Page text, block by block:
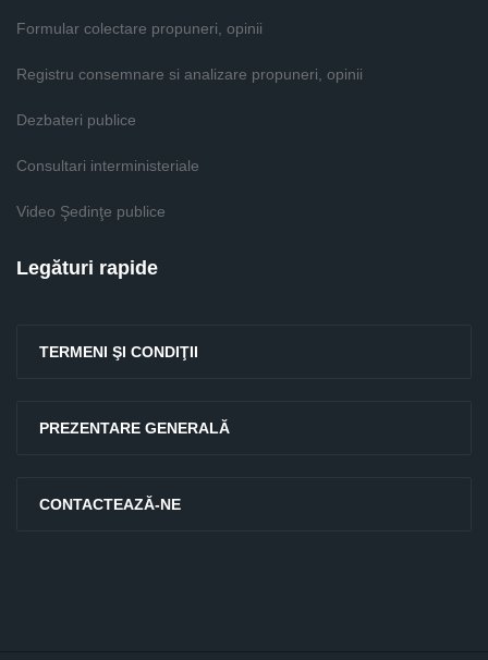
Formular colectare propuneri, opinii
Registru consemnare si analizare propuneri, opinii
Dezbateri publice
Consultari interministeriale
Video Şedinţe publice
Legături rapide
TERMENI ŞI CONDIŢII
PREZENTARE GENERALĂ
CONTACTEAZĂ-NE